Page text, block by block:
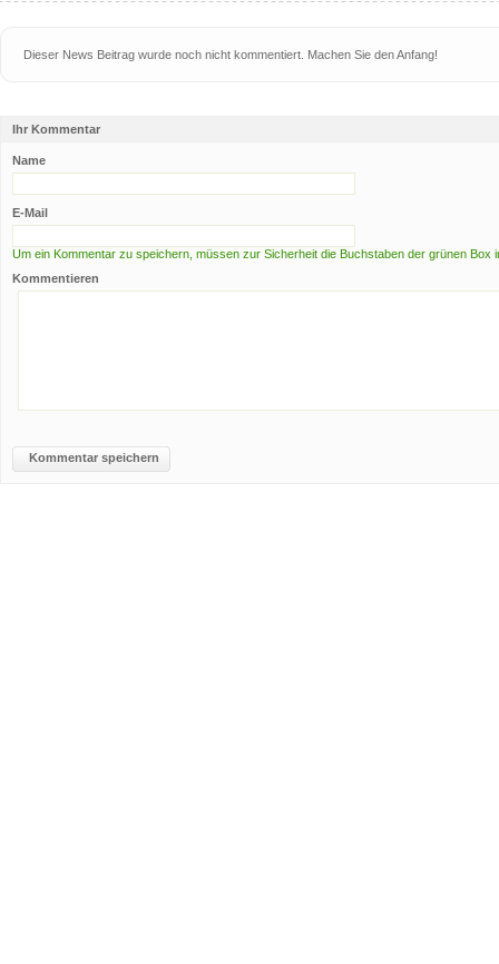
Dieser News Beitrag wurde noch nicht kommentiert. Machen Sie den Anfang!
Ihr Kommentar
Name
E-Mail
Um ein Kommentar zu speichern, müssen zur Sicherheit die Buchstaben der grünen
Kommentieren
Kommentar speichern